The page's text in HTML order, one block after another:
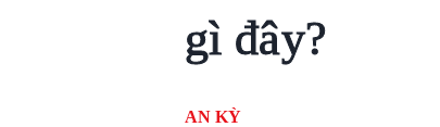
gì đây?
AN KỲ